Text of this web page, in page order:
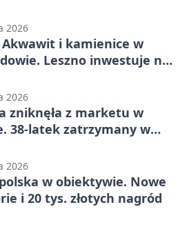
2026
Akwawit i kamienice w
Leszno inwestuje na
2026
zniknęła z marketu w
38-latek zatrzymany w
2026
w obiektywie. Nowe
i 20 tys. złotych nagród